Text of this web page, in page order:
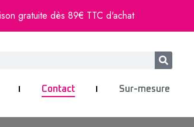
gratuite dès 89€ TTC d'achat
Contact Sur-mesure